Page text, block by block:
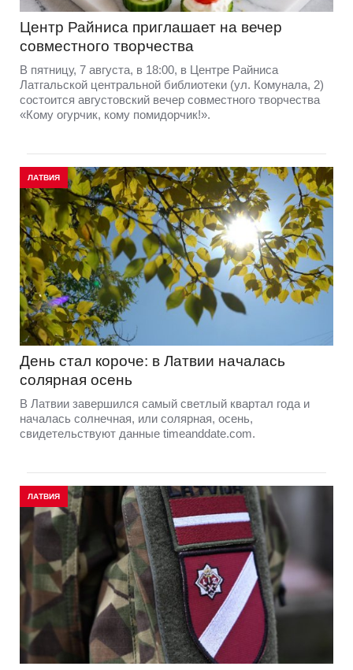
Центр Райниса приглашает на вечер
совместного творчества
В пятницу, 7 августа, в 18:00, в Центре Райниса
Латгальской центральной библиотеки (ул. Комунала, 2)
состоится августовский вечер совместного творчества
«Кому огурчик, кому помидорчик!».
ЛАТВИЯ
День стал короче: в Латвии началась
солярная осень
В Латвии завершился самый светлый квартал года и
началась солнечная, или солярная, осень,
свидетельствуют данные timeanddate.com.
ЛАТВИЯ